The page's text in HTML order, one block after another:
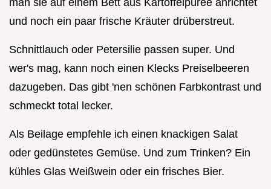
und noch ein paar frische Kräuter drüberstreut.
Schnittlauch oder Petersilie passen super. Und
wer's mag, kann noch einen Klecks Preiselbeeren
dazugeben. Das gibt 'nen schönen Farbkontrast und
schmeckt total lecker.
Als Beilage empfehle ich einen knackigen Salat
oder gedünstetes Gemüse. Und zum Trinken? Ein
kühles Glas Weißwein oder ein frisches Bier.